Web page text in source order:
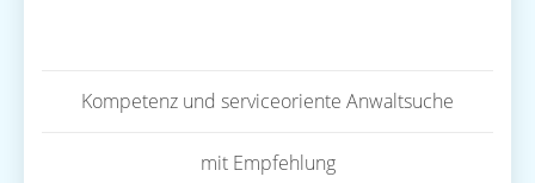
Kompetenz und serviceoriente Anwaltsuche
mit Empfehlung